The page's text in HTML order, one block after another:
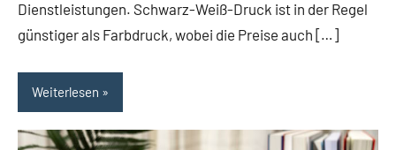
Dienstleistungen. Schwarz-Weiß-Druck ist in der Regel
günstiger als Farbdruck, wobei die Preise auch […]
Weiterlesen